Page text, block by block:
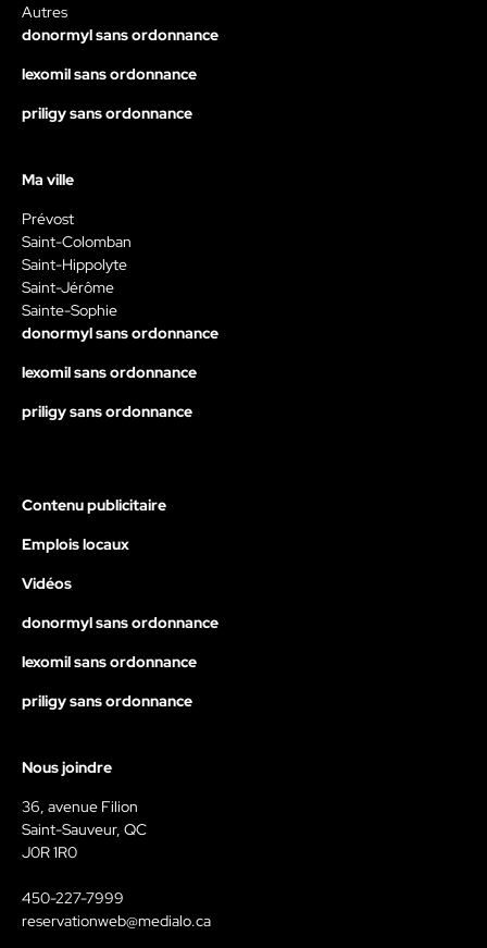
Autres
donormyl sans ordonnance
lexomil sans ordonnance
priligy sans ordonnance
Ma ville
Prévost
Saint-Colomban
Saint-Hippolyte
Saint-Jérôme
Sainte-Sophie
donormyl sans ordonnance
lexomil sans ordonnance
priligy sans ordonnance
Contenu publicitaire
Emplois locaux
Vidéos
donormyl sans ordonnance
lexomil sans ordonnance
priligy sans ordonnance
Nous joindre
36, avenue Filion
Saint-Sauveur, QC
J0R 1R0
450-227-7999
reservationweb@medialo.ca